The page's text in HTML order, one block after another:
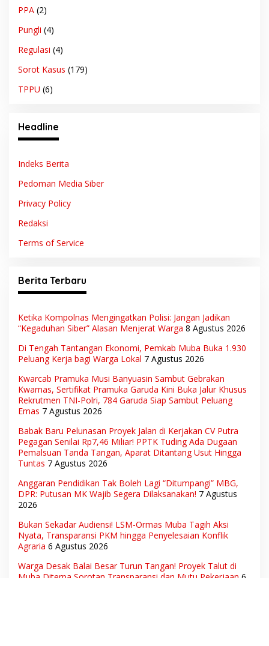
PPA (2)
Pungli (4)
Regulasi (4)
Sorot Kasus (179)
TPPU (6)
Headline
Indeks Berita
Pedoman Media Siber
Privacy Policy
Redaksi
Terms of Service
Berita Terbaru
Ketika Kompolnas Mengingatkan Polisi: Jangan Jadikan
“Kegaduhan Siber” Alasan Menjerat Warga 8 Agustus 2026
Di Tengah Tantangan Ekonomi, Pemkab Muba Buka 1.930
Peluang Kerja bagi Warga Lokal 7 Agustus 2026
Kwarcab Pramuka Musi Banyuasin Sambut Gebrakan
Kwarnas, Sertifikat Pramuka Garuda Kini Buka Jalur Khusus
Rekrutmen TNI-Polri, 784 Garuda Siap Sambut Peluang
Emas 7 Agustus 2026
Babak Baru Pelunasan Proyek Jalan di Kerjakan CV Putra
Pegagan Senilai Rp7,46 Miliar! PPTK Tuding Ada Dugaan
Pemalsuan Tanda Tangan, Aparat Ditantang Usut Hingga
Tuntas 7 Agustus 2026
Anggaran Pendidikan Tak Boleh Lagi “Ditumpangi” MBG,
DPR: Putusan MK Wajib Segera Dilaksanakan! 7 Agustus
2026
Bukan Sekadar Audiensi! LSM-Ormas Muba Tagih Aksi
Nyata, Transparansi PKM hingga Penyelesaian Konflik
Agraria 6 Agustus 2026
Warga Desak Balai Besar Turun Tangan! Proyek Talut di
Muba Diterpa Sorotan Transparansi dan Mutu Pekerjaan 6